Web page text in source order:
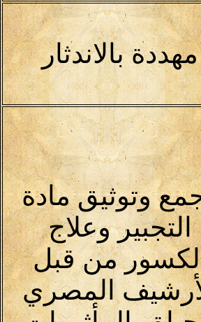
مهددة بالاندثار
وتوثيق مادة
التجبير وعلاج
من قبل
المصري